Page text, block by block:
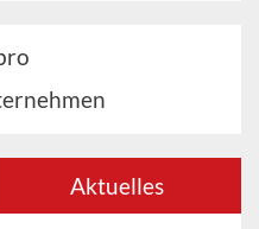
Aktuelles